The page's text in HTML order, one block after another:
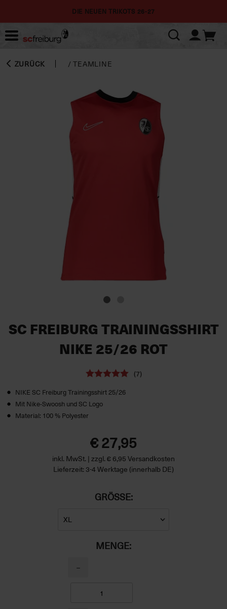
DIE NEUEN TRIKOTS 26-27
ZURÜCK /TEAMLINE
SC FREIBURG TRAININGSSHIRT
NIKE 25/26 ROT
(7)
NIKE SC Freiburg Trainingsshirt 25/26
Mit Nike-Swoosh und SC Logo
Material: 100 % Polyester
€ 27,95
inkl. MwSt. | zzgl. € 6,95 Versandkosten
Lieferzeit: 3-4 Werktage (innerhalb DE)
GRÖSSE:
MENGE:
−